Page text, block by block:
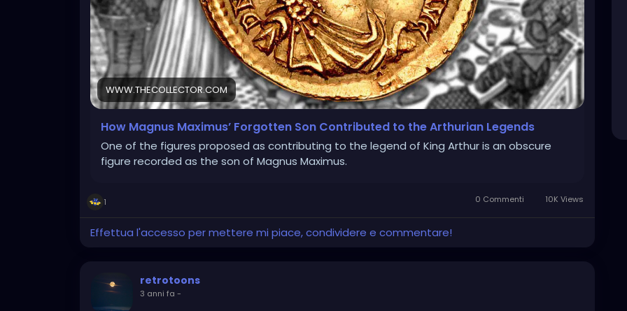
WWW.THECOLLECTOR.COM
How Magnus Maximus’ Forgotten Son Contributed to the Arthurian Legends
One of the figures proposed as contributing to the legend of King Arthur is an obscure
figure recorded as the son of Magnus Maximus.
1 0 Commenti 10K Views
Effettua l'accesso per mettere mi piace, condividere e commentare!
retrotoons
3 anni fa -